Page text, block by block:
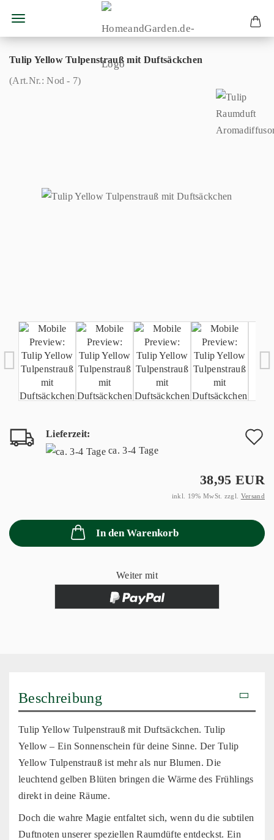
Tulip Yellow Tulpenstrauß mit Duftsäckchen
(Art.Nr.:Nod - 7)
Lieferzeit:
ca. 3-4 Tage
38,95 EUR
inkl. 19% MwSt. zzgl. Versand
In den Warenkorb
Weiter mit
Beschreibung
Tulip Yellow Tulpenstrauß mit Duftsäckchen. Tulip
Yellow – Ein Sonnenschein für deine Sinne. Der Tulip
Yellow Tulpenstrauß ist mehr als nur Blumen. Die
leuchtend gelben Blüten bringen die Wärme des Frühlings
direkt in deine Räume.
Doch die wahre Magie entfaltet sich, wenn du die subtilen
Duftnoten unserer speziellen Raumdüfte entdeckst. Ein